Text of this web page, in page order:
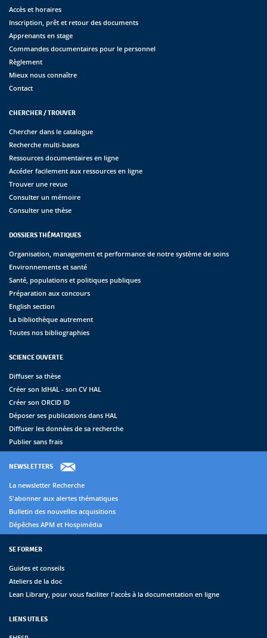
Accès et horaires
Inscription, prêt et retour des documents
Apprenants en stage
Commandes documentaires pour le personnel
Règlement
Mieux nous connaître
Contact
CHERCHER / TROUVER
Chercher dans le catalogue
Recherche multi-bases
Ressources documentaires en ligne
Accéder facilement aux ressources en ligne
Trouver une revue
Consulter un mémoire
Consulter une thèse
DOSSIERS THÉMATIQUES
Organisation, management et performance de notre système de soins
Environnements et santé
Santé, populations et politiques publiques
Préparation aux concours
English section
La bibliothèque autrement
Toutes nos bibliographies
SCIENCE OUVERTE
Diffuser sa thèse
Créer son IdHAL - son CV HAL
Créer son ORCID ID
Déposer ses publications dans HAL
Diffuser les données de sa recherche
Publier sans frais
NEWSLETTERS
La newsletter Recherche
S'abonner aux alertes thématiques
Bulletin des nouvelles acquisitions
Dépêches APM et Hospimédia
SE FORMER
Guides et conseils
Ateliers de la doc
Lean Library, pour vous faciliter l'accès à la documentation en ligne
LIENS UTILES